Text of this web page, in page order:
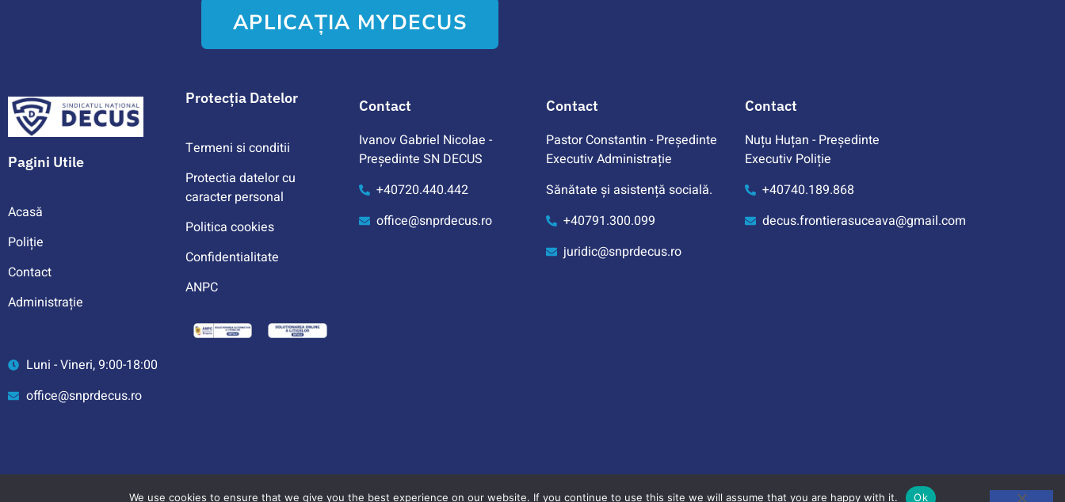
APLICAȚIA MYDECUS
Pagini Utile
Acasă
Poliție
Contact
Administrație
Protecția Datelor
Termeni si conditii
Protectia datelor cu
caracter personal
Politica cookies
Confidentialitate
ANPC
Contact
Ivanov Gabriel Nicolae -
Președinte SN DECUS
+40720.440.442
office@snprdecus.ro
Contact
Pastor Constantin - Președinte
Executiv Administrație
Sănătate și asistență socială.
+40791.300.099
juridic@snprdecus.ro
Contact
Nuțu Huțan - Președinte
Executiv Poliție
+40740.189.868
decus.frontierasuceava@gmail.com
Luni - Vineri, 9:00-18:00
office@snprdecus.ro
We use cookies to ensure that we give you the best experience on our website. If you continue to use this site we will assume that you are happy with it. Ok